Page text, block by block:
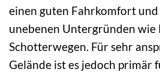
einen guten Fahrkomfort
unebenen Untergründen wie
Schotterwegen. Für sehr
Gelände ist es jedoch primär